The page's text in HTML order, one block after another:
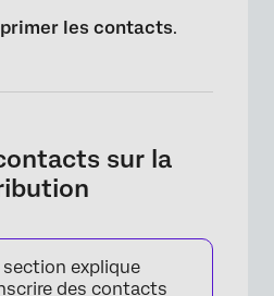
les contacts.
sur la
explique
des contacts